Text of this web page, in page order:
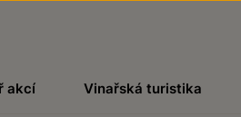
akcí Vinařská turistika